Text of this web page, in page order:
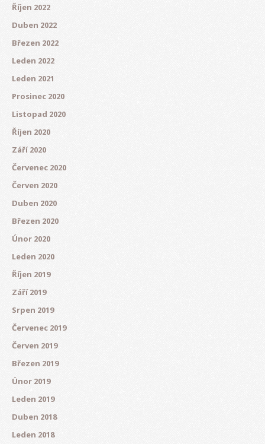
Říjen 2022
Duben 2022
Březen 2022
Leden 2022
Leden 2021
Prosinec 2020
Listopad 2020
Říjen 2020
Září 2020
Červenec 2020
Červen 2020
Duben 2020
Březen 2020
Únor 2020
Leden 2020
Říjen 2019
Září 2019
Srpen 2019
Červenec 2019
Červen 2019
Březen 2019
Únor 2019
Leden 2019
Duben 2018
Leden 2018